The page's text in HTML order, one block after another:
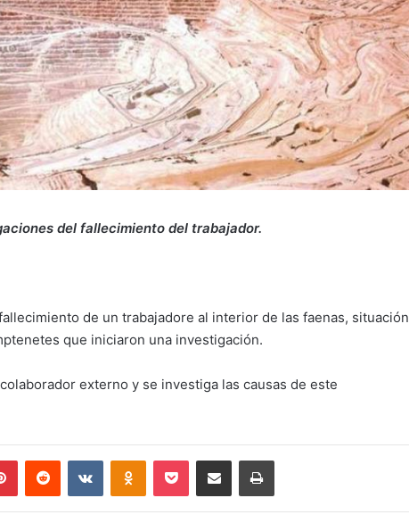
del fallecimiento del trabajador.
de un trabajadore al interior de las faenas, situación
que iniciaron una investigación.
externo y se investiga las causas de este
PinterestReddit VKontakteOdnoklassniki
Pocket Compartir via email Imprimir